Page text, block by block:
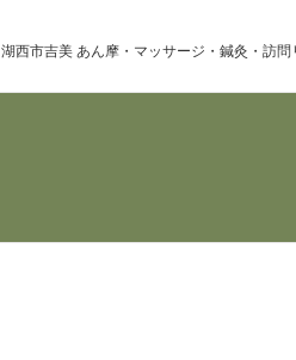
湖西市吉美 あん摩・マッサージ・鍼灸・訪問